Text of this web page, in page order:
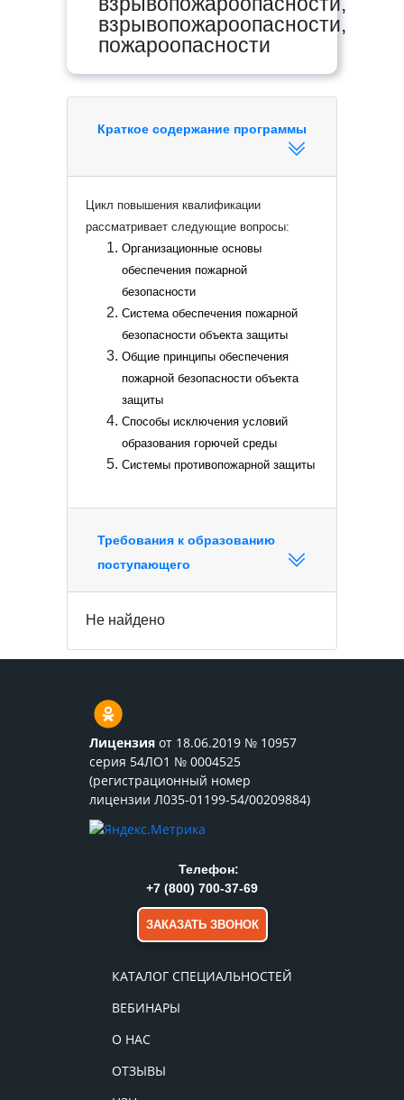
взрывопожароопасности,
пожароопасности
Краткое содержание программы
Цикл повышения квалификации
рассматривает следующие вопросы:
Организационные основы
обеспечения пожарной
безопасности
Система обеспечения пожарной
безопасности объекта защиты
Общие принципы обеспечения
пожарной безопасности объекта
защиты
Способы исключения условий
образования горючей среды
Системы противопожарной защиты
Требования к образованию
поступающего
Не найдено
Лицензия от 18.06.2019 № 10957
серия 54ЛО1 № 0004525
(регистрационный номер
лицензии Л035-01199-54/00209884)
КАТАЛОГ СПЕЦИАЛЬНОСТЕЙ
ВЕБИНАРЫ
О НАС
ОТЗЫВЫ
Телефон:
+7 (800) 700-37-69
ЗАКАЗАТЬ ЗВОНОК